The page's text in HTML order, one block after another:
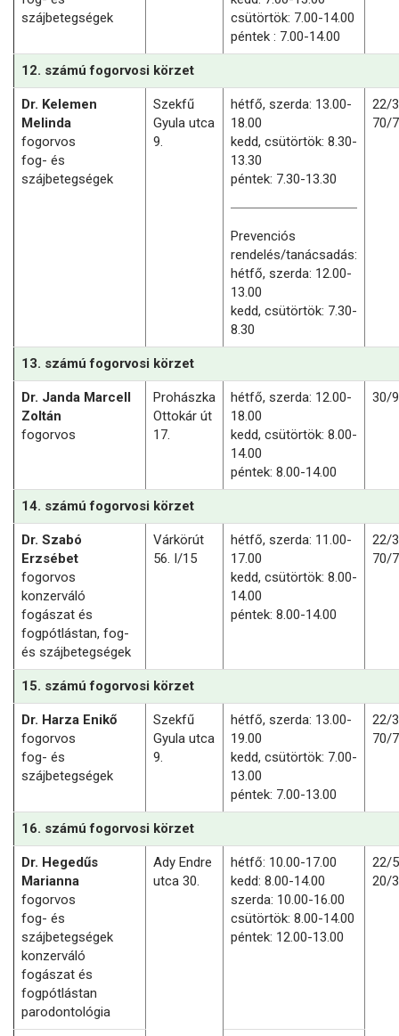
szájbetegségek
csütörtök: 7.00-14.00
péntek : 7.00-14.00
12. számú fogorvosi körzet
Dr. Kelemen
Melinda
fogorvos
fog- és
szájbetegségek
Szekfű
Gyula utca
9.
hétfő, szerda: 13.00-
18.00
kedd, csütörtök: 8.30-
13.30
péntek: 7.30-13.30
Prevenciós
rendelés/tanácsadás:
hétfő, szerda: 12.00-
13.00
kedd, csütörtök: 7.30-
8.30
22/
70/
13. számú fogorvosi körzet
Dr. Janda Marcell
Zoltán
fogorvos
Prohászka
Ottokár út
17.
hétfő, szerda: 12.00-
18.00
kedd, csütörtök: 8.00-
14.00
péntek: 8.00-14.00
30/
14. számú fogorvosi körzet
Dr. Szabó
Erzsébet
fogorvos
konzerváló
fogászat és
fogpótlástan, fog-
és szájbetegségek
Várkörút
56. I/15
hétfő, szerda: 11.00-
17.00
kedd, csütörtök: 8.00-
14.00
péntek: 8.00-14.00
22/
70/
15. számú fogorvosi körzet
Dr. Harza Enikő
fogorvos
fog- és
szájbetegségek
Szekfű
Gyula utca
9.
hétfő, szerda: 13.00-
19.00
kedd, csütörtök: 7.00-
13.00
péntek: 7.00-13.00
22/
70/
16. számú fogorvosi körzet
Dr. Hegedűs
Marianna
fogorvos
fog- és
szájbetegségek
konzerváló
fogászat és
fogpótlástan
parodontológia
Ady Endre
utca 30.
hétfő: 10.00-17.00
kedd: 8.00-14.00
szerda: 10.00-16.00
csütörtök: 8.00-14.00
péntek: 12.00-13.00
22/
20/